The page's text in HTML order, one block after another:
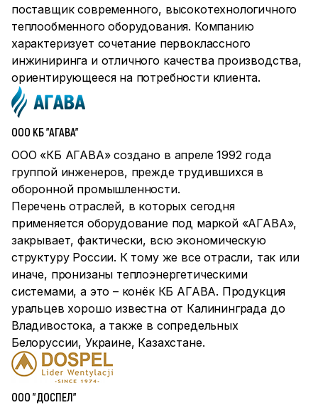
поставщик современного, высокотехнологичного
теплообменного оборудования. Компанию
характеризует сочетание первоклассного
инжиниринга и отличного качества производства,
ориентирующееся на потребности клиента.
ООО КБ "АГАВА"
ООО «КБ АГАВА» создано в апреле 1992 года
группой инженеров, прежде трудившихся в
оборонной промышленности.
Перечень отраслей, в которых сегодня
применяется оборудование под маркой «АГАВА»,
закрывает, фактически, всю экономическую
структуру России. К тому же все отрасли, так или
иначе, пронизаны теплоэнергетическими
системами, а это – конёк КБ АГАВА. Продукция
уральцев хорошо известна от Калининграда до
Владивостока, а также в сопредельных
Белоруссии, Украине, Казахстане.
ООО "ДОСПЕЛ"